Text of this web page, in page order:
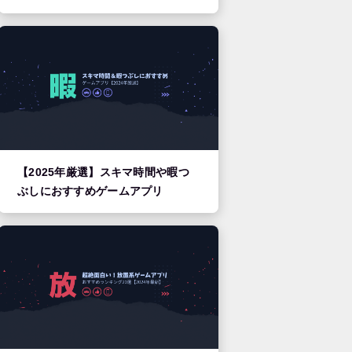
【2025年厳選】スキマ時間や暇つ
ぶしにおすすめゲームアプリ